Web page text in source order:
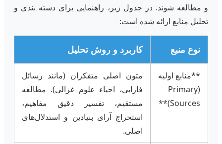
و مطالعه شوند. در جدول زیر، راهنمایی برای دسته بندی و
تحلیل منابع ارائه شده است:
نوع منبع کاربرد و روش تحلیل
**منابع اولیه
(Primary
Sources)**
متون اصلی متفکران (مانند رسائل
فارابی، احیاء علوم غزالی). مطالعه
مستقیم، تفسیر دقیق مفاهیم،
استخراج آرای بنیادین و استدلال‌های
اصلی.